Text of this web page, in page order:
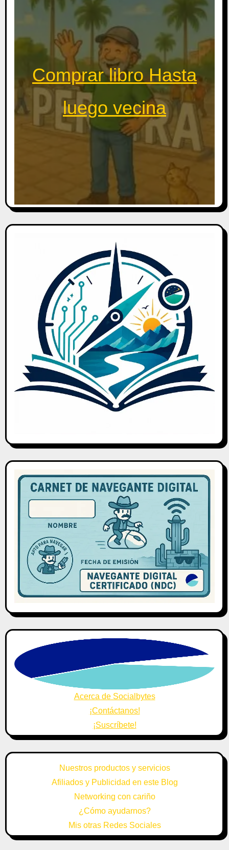
Comprar libro Hasta
luego vecina
Acerca de Socialbytes
¡Contáctanos!
¡Suscríbete!
Nuestros productos y servicios
Afiliados y Publicidad en este Blog
Networking con cariño
¿Cómo ayudarnos?
Mis otras Redes Sociales